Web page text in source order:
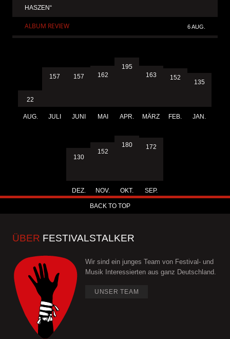
HASZEN“
ALBUM REVIEW 6 AUG.
22
AUG.
157
JULI
157
JUNI
162
MAI
195
APR.
163
MÄRZ
152
FEB.
135
JAN.
130
DEZ.
152
NOV.
180
OKT.
172
SEP.
BACK TO TOP
ÜBER FESTIVALSTALKER
Wir sind ein junges Team von Festival- und
Musik Interessierten aus ganz Deutschland.
UNSER TEAM